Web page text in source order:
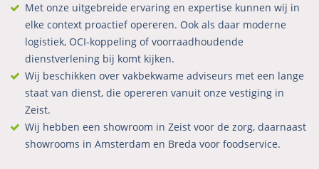
Met onze uitgebreide ervaring en expertise kunnen wij in
elke context proactief opereren. Ook als daar moderne
logistiek, OCI-koppeling of voorraadhoudende
dienstverlening bij komt kijken.
Wij beschikken over vakbekwame adviseurs met een lange
staat van dienst, die opereren vanuit onze vestiging in
Zeist.
Wij hebben een showroom in Zeist voor de zorg, daarnaast
showrooms in Amsterdam en Breda voor foodservice.